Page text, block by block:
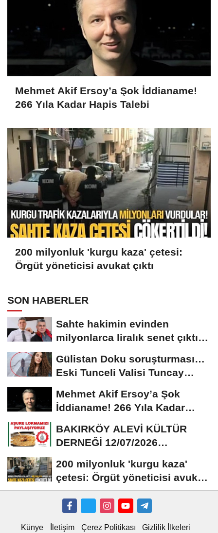
Mehmet Akif Ersoy’a Şok İddianame!
266 Yıla Kadar Hapis Talebi
200 milyonluk 'kurgu kaza' çetesi:
Örgüt yöneticisi avukat çıktı
SON HABERLER
Sahte hakimin evinden
milyonlarca liralık senet çıktı:
Gülistan Doku soruşturması…
Eski Tunceli Valisi Tuncay
Mehmet Akif Ersoy’a Şok
İddianame! 266 Yıla Kadar
Hapis Talebi
BAKIRKÖY ALEVİ KÜLTÜR
DERNEĞİ 12/07/2026
DAVETİNE...
200 milyonluk 'kurgu kaza'
çetesi: Örgüt yöneticisi avukat
çıktı
Künye İletişim Çerez Politikası Gizlilik İlkeleri